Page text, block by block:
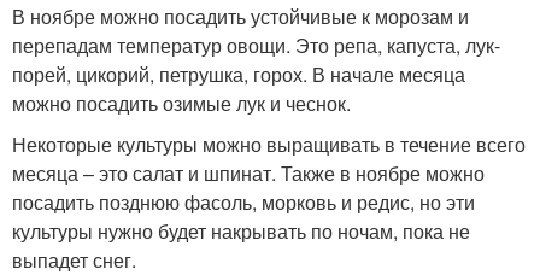
В ноябре можно посадить устойчивые к морозам и
перепадам температур овощи. Это репа, капуста, лук-
порей, цикорий, петрушка, горох. В начале месяца
можно посадить озимые лук и чеснок.
Некоторые культуры можно выращивать в течение всего
месяца – это салат и шпинат. Также в ноябре можно
посадить позднюю фасоль, морковь и редис, но эти
культуры нужно будет накрывать по ночам, пока не
выпадет снег.